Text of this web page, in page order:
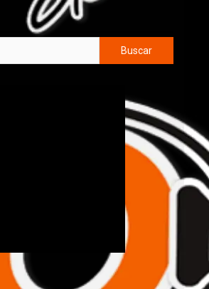
Buscar